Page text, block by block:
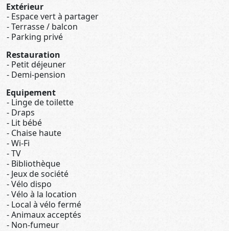
Extérieur
Espace vert à partager
Terrasse / balcon
Parking privé
Restauration
Petit déjeuner
Demi-pension
Equipement
Linge de toilette
Draps
Lit bébé
Chaise haute
Wi-Fi
TV
Bibliothèque
Jeux de société
Vélo dispo
Vélo à la location
Local à vélo fermé
Animaux acceptés
Non-fumeur